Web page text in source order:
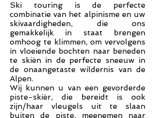
Ski touring is de perfecte
combinatie van het alpinisme en uw
skivaardigheden, die ons
gemakkelijk in staat brengen
omhoog te klimmen, om vervolgens
in vloeiende bochten naar beneden
te skiën in de perfecte sneeuw in
de onaangetaste wildernis van de
Alpen.
Wij kunnen u van een gevorderde
piste-skiër, die bereidt is ook
zijn/haar vleugels uit te slaan
buiten de piste, meenemen naar